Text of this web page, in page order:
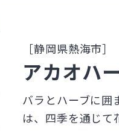
［静岡県熱海市］
アカオハ
バラとハーブに囲
は、四季を通じて